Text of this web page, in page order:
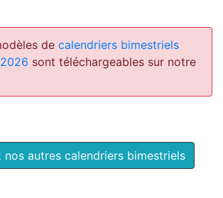
de calendriers bimestriels
sont téléchargeables sur notre
nos autres calendriers bimestriels